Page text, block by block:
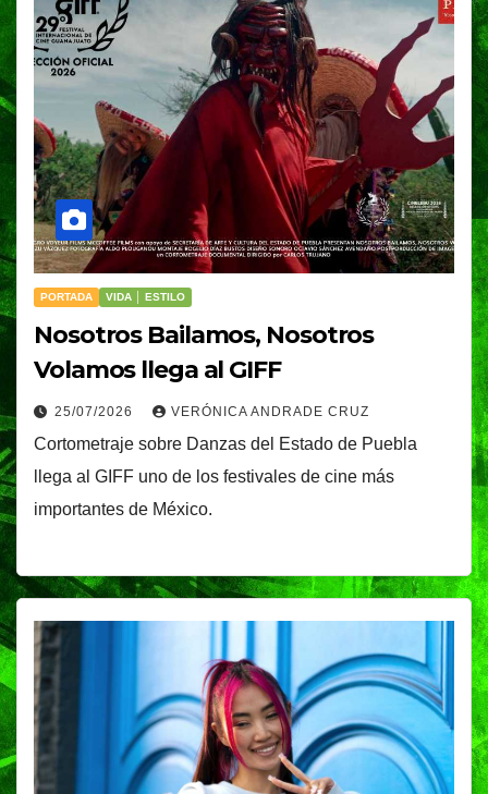
PORTADA VIDA │ ESTILO
Nosotros Bailamos, Nosotros
Volamos llega al GIFF
25/07/2026 VERÓNICA ANDRADE CRUZ
Cortometraje sobre Danzas del Estado de Puebla
llega al GIFF uno de los festivales de cine más
importantes de México.